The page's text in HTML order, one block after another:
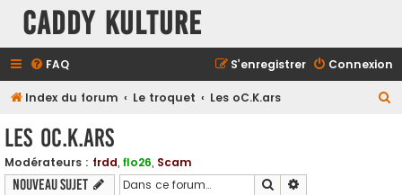
Caddy Kulture
FAQ Connexion
S’enregistrer
Index du forum Le troquet Les oC.K.ars
Les oC.K.ars
Modérateurs : frdd, flo26, Scam
Nouveau sujet Rechercher